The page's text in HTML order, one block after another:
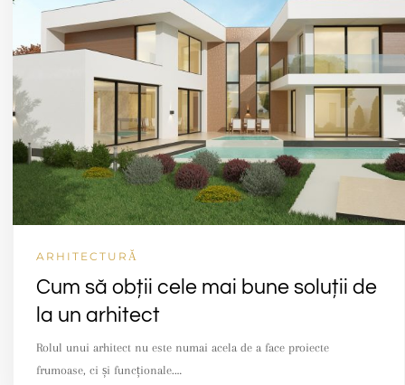
ARHITECTURĂ
Cum să obții cele mai bune soluții de
la un arhitect
Rolul unui arhitect nu este numai acela de a face proiecte
frumoase, ci și funcționale.…